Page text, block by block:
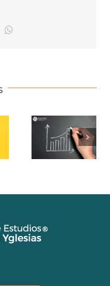
Whatsapp